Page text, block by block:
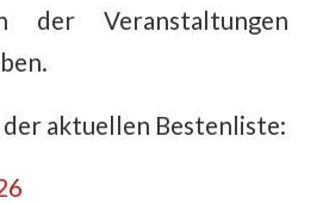
der Veranstaltungen
der aktuellen Bestenliste: